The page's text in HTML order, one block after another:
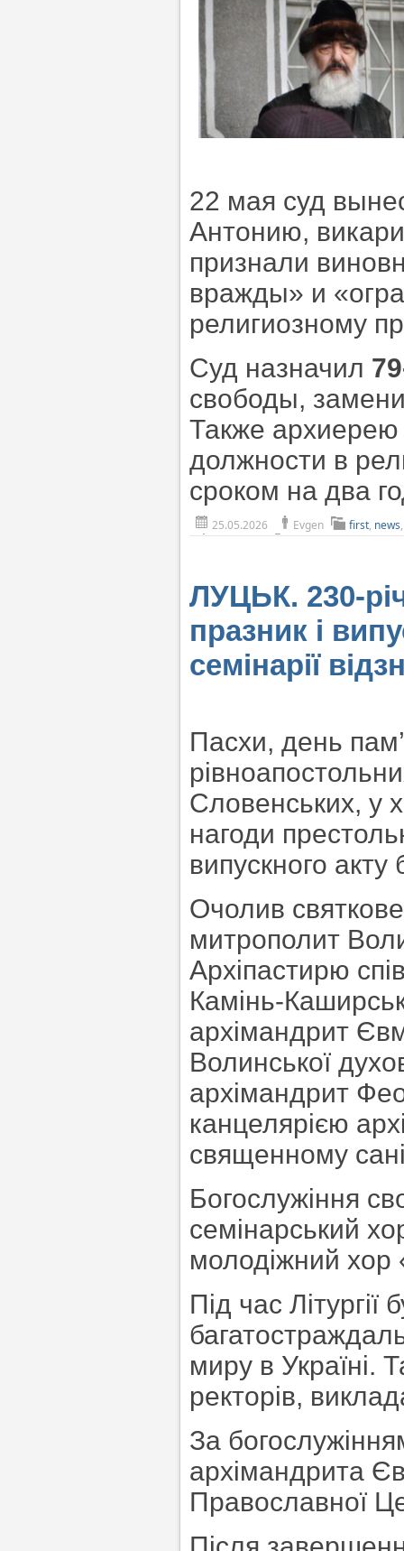
22 мая суд
Антонию,
признали
вражды» и
религиозному
Суд назначил
свободы,
Также архиерею
должности в
сроком на два
25.05.2026 Evgen first, news
ЛУЦЬК. 230-
празник і
семінарії
Пасхи, день
Словенських, у
нагоди
випускного
Очолив
митрополит
Архіпастирю
Камінь-
архімандрит
Волинської
архімандрит
канцелярією
священному
Богослужіння
семінарський
молодіжний хор
Під час
миру в Україні.
ректорів,
За
архімандрита
Православної